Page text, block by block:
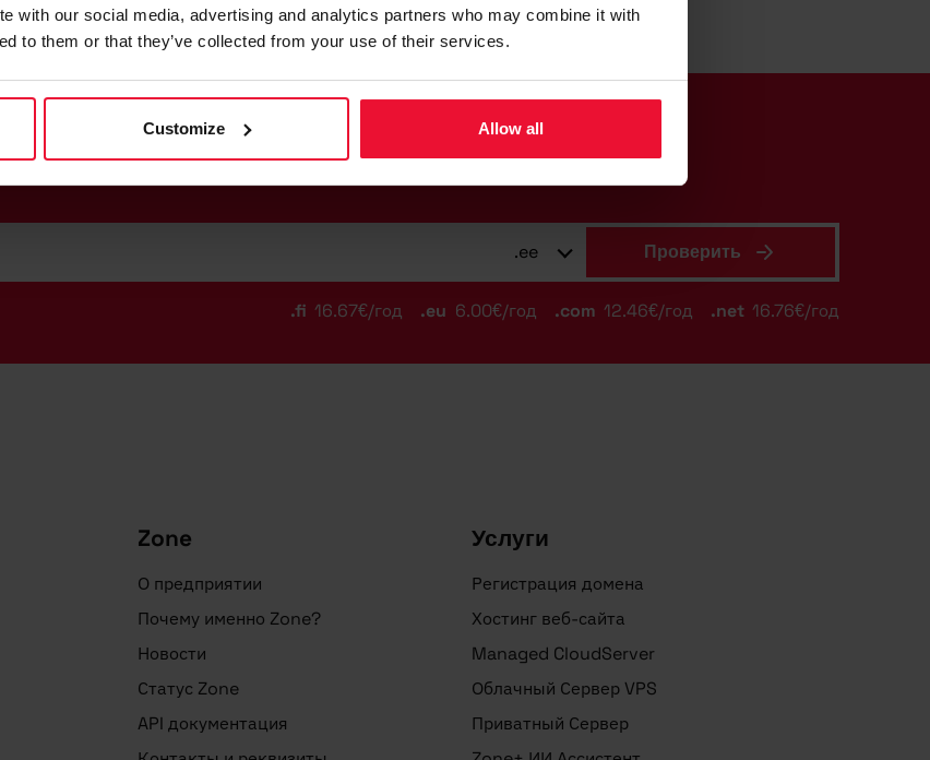
with our social media, advertising and analytics partners who may combine it with
to them or that they’ve collected from your use of their services.
Customize Allow all
ИДЕАЛЬНЫЙ ДОМЕН...
.ee Проверить
.fi 16.67€/год .eu 6.00€/год .com 12.46€/год .net 16.76€/год
Zone
О предприятии
Почему именно Zone?
Новости
Статус Zone
API документация
Услуги
Регистрация домена
Хостинг веб-сайта
Managed CloudServer
Облачный Сервер VPS
Приватный Сервер